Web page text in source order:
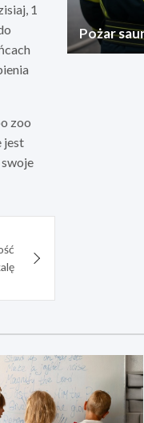
1
zoo
jest
Pożar